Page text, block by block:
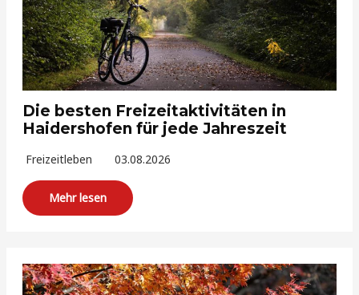
Die besten Freizeitaktivitäten in
Haidershofen für jede Jahreszeit
Freizeitleben 03.08.2026
Mehr lesen